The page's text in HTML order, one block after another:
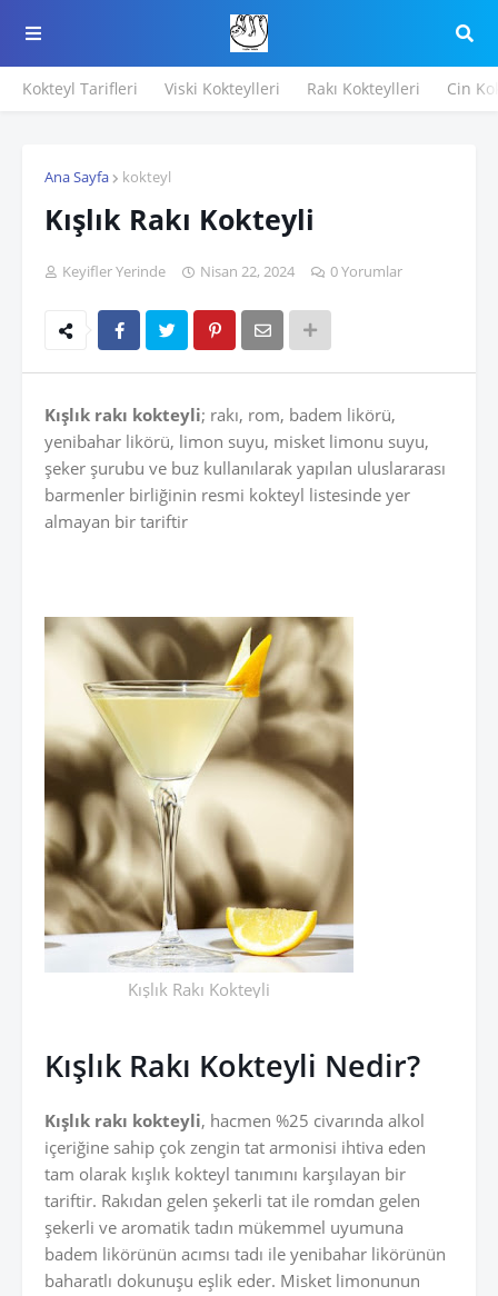
Kokteyl Tarifleri Viski Kokteylleri Rakı Kokteylleri Cin
Ana Sayfa kokteyl
Kışlık Rakı Kokteyli
Keyifler Yerinde Nisan 22, 2024 0 Yorumlar
Kışlık rakı kokteyli; rakı, rom, badem likörü,
yenibahar likörü, limon suyu, misket limonu suyu,
şeker şurubu ve buz kullanılarak yapılan uluslararası
barmenler birliğinin resmi kokteyl listesinde yer
almayan bir tariftir
Kışlık Rakı Kokteyli
Kışlık Rakı Kokteyli Nedir?
Kışlık rakı kokteyli, hacmen %25 civarında alkol
içeriğine sahip çok zengin tat armonisi ihtiva eden
tam olarak kışlık kokteyl tanımını karşılayan bir
tariftir. Rakıdan gelen şekerli tat ile romdan gelen
şekerli ve aromatik tadın mükemmel uyumuna
badem likörünün acımsı tadı ile yenibahar likörünün
baharatlı dokunuşu eşlik eder. Misket limonunun